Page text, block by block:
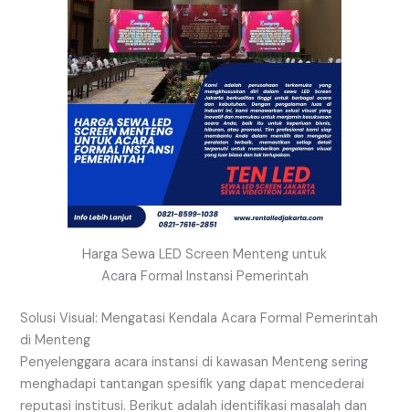
Harga Sewa LED Screen Menteng untuk
Acara Formal Instansi Pemerintah
Solusi Visual: Mengatasi Kendala Acara Formal Pemerintah
di Menteng
Penyelenggara acara instansi di kawasan Menteng sering
menghadapi tantangan spesifik yang dapat mencederai
reputasi institusi. Berikut adalah identifikasi masalah dan